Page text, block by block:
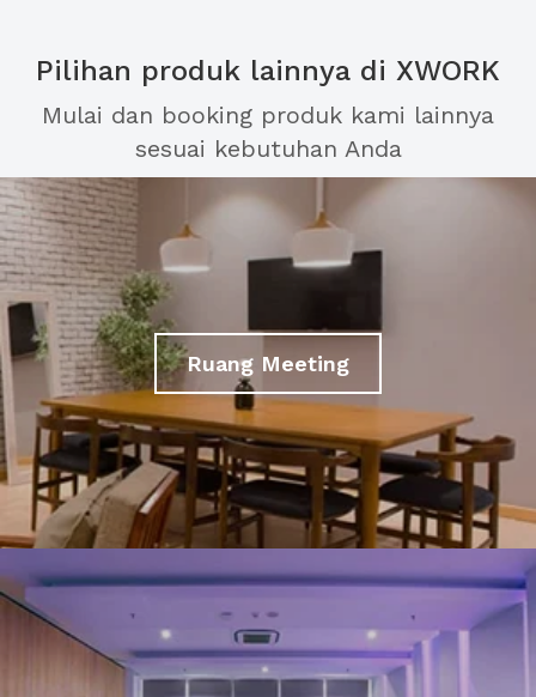
Pilihan produk lainnya di XWORK
Mulai dan booking produk kami lainnya
sesuai kebutuhan Anda
Ruang Meeting